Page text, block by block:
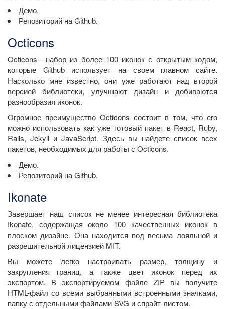
Демо.
Репозиторий на Github.
Octicons
Octicons — набор из более 100 иконок с открытым кодом,
которые Github использует на своем главном сайте.
Насколько мне известно, они уже работают над второй
версией библиотеки, улучшают дизайн и добиваются
разнообразия иконок.
Огромное преимущество Octicons состоит в том, что его
можно использовать как уже готовый пакет в React, Ruby,
Rails, Jekyll и JavaScript. Здесь вы найдете список всех
пакетов, необходимых для работы с Octicons.
Демо.
Репозиторий на Github.
Ikonate
Завершает наш список не менее интересная библиотека
Ikonate, содержащая около 100 качественных иконок в
плоском дизайне. Она находится под весьма лояльной и
разрешительной лицензией MIT.
Вы можете легко настраивать размер, толщину и
закругления границ, а также цвет иконок перед их
экспортом. В экспортируемом файле ZIP вы получите
HTML-файл со всеми выбранными встроенными значками,
папку с отдельными файлами SVG и спрайт-листом.